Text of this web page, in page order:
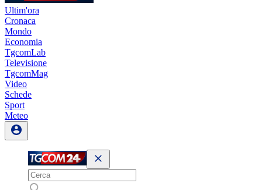
Ultim'ora
Cronaca
Mondo
Economia
TgcomLab
Televisione
TgcomMag
Video
Schede
Sport
Meteo